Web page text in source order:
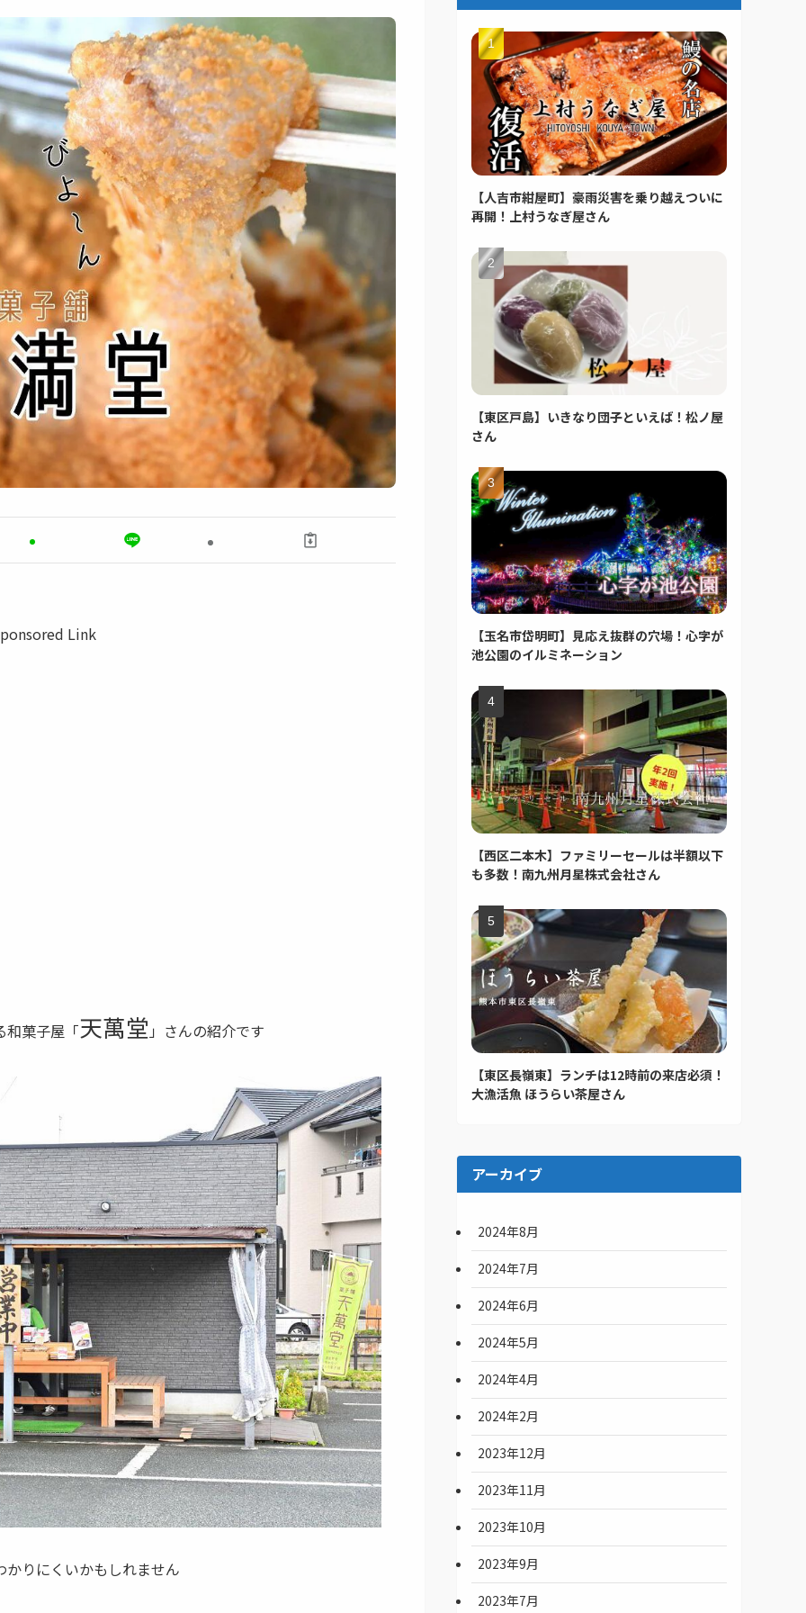
Link
和菓子屋「天萬堂 」さんの紹介です
りにくいかもしれません
【人吉市紺屋町】豪雨災害を乗り越えついに
再開！上村うなぎ屋さん
【東区戸島】いきなり団子といえば！松ノ屋
さん
【玉名市岱明町】見応え抜群の穴場！心字が
池公園のイルミネーション
【西区二本木】ファミリーセールは半額以下
も多数！南九州月星株式会社さん
【東区長嶺東】ランチは12時前の来店必須！
大漁活魚 ほうらい茶屋さん
アーカイブ
2024年8月
2024年7月
2024年6月
2024年5月
2024年4月
2024年2月
2023年12月
2023年11月
2023年10月
2023年9月
2023年7月